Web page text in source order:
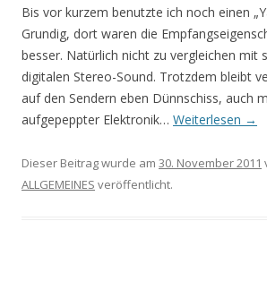
Bis vor kurzem benutzte ich noch einen
Grundig, dort waren die
besser. Natürlich nicht zu vergleichen mit
digitalen Stereo-Sound. Trotzdem bleibt
auf den Sendern eben Dünnschiss, auch
aufgepeppter Elektronik… Weiterlesen →
Dieser Beitrag wurde am 30. November 2011
ALLGEMEINES veröffentlicht.